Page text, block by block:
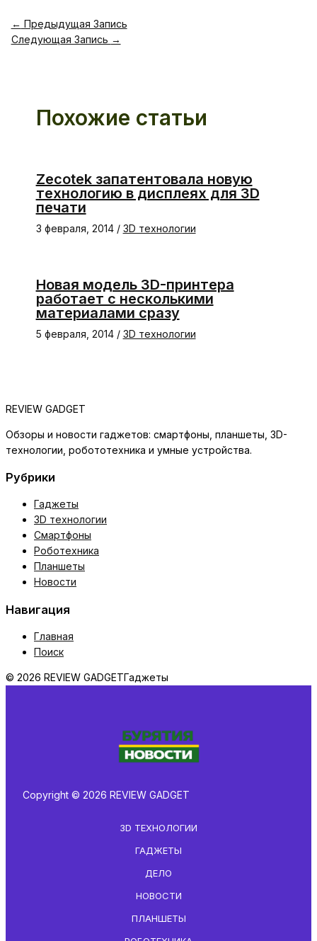
← Предыдущая Запись
Следующая Запись →
Похожие статьи
Zecotek запатентовала новую
технологию в дисплеях для 3D
печати
3 февраля, 2014 / 3D технологии
Новая модель 3D-принтера
работает с несколькими
материалами сразу
5 февраля, 2014 / 3D технологии
REVIEW GADGET
Обзоры и новости гаджетов: смартфоны, планшеты, 3D-
технологии, робототехника и умные устройства.
Рубрики
Гаджеты
3D технологии
Смартфоны
Роботехника
Планшеты
Новости
Навигация
Главная
Поиск
© 2026 REVIEW GADGETГаджеты
Copyright © 2026 REVIEW GADGET
3D ТЕХНОЛОГИИ
ГАДЖЕТЫ
ДЕЛО
НОВОСТИ
ПЛАНШЕТЫ